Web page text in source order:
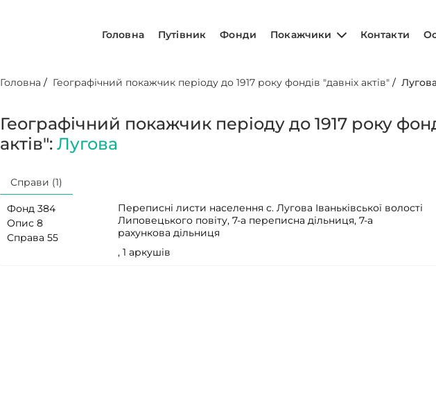
Головна Путівник Фонди Покажчики Контакти
Головна / Географічний покажчик періоду до 1917 року фондів "давніх актів" /
Географічний покажчик періоду до 1917 року
актів":Лугова
Справи (1)
Фонд 384
Опис 8
Справа 55
Переписні листи населення с. Лугова Іваньківської волості
Липовецького повіту, 7-а переписна дільниця, 7-а
рахункова дільниця
, 1 аркушів